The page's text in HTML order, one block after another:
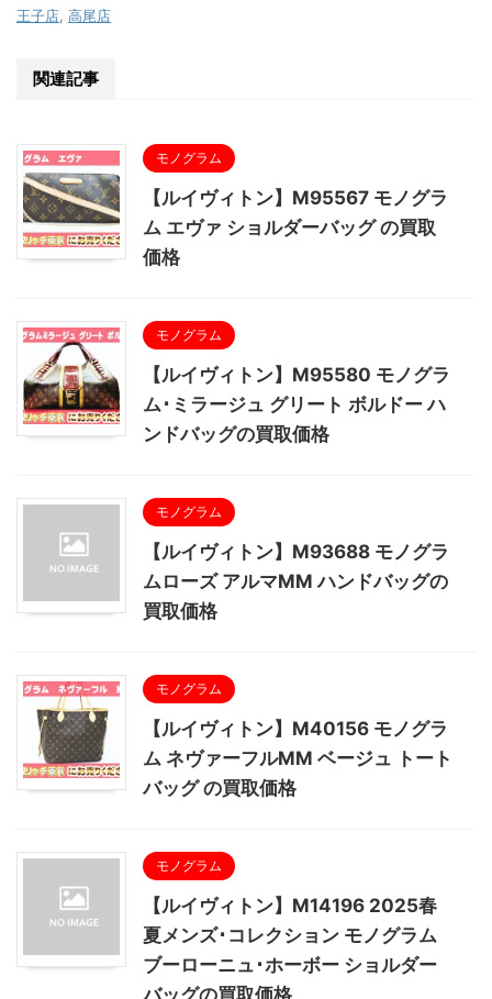
王子店 高尾店
関連記事
モノグラム
【ルイヴィトン】M95567 モノグラ
ム エヴァ ショルダーバッグ の買取
価格
モノグラム
【ルイヴィトン】M95580 モノグラ
ム･ミラージュ グリート ボルドー ハ
ンドバッグの買取価格
モノグラム
【ルイヴィトン】M93688 モノグラ
ムローズ アルマMM ハンドバッグの
買取価格
モノグラム
【ルイヴィトン】M40156 モノグラ
ム ネヴァーフルMM ベージュ トート
バッグ の買取価格
モノグラム
【ルイヴィトン】M14196 2025春
夏メンズ･コレクション モノグラム
ブーローニュ･ホーボー ショルダー
バッグの買取価格